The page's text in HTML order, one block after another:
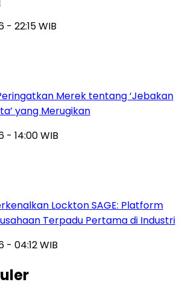
- 22:15 WIB
Merek tentang ‘Jebakan
yang Merugikan
- 14:00 WIB
Lockton SAGE: Platform
Terpadu Pertama di Industri
- 04:12 WIB